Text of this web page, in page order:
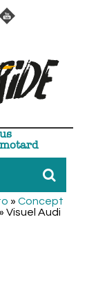
» Concept
» Visuel Audi